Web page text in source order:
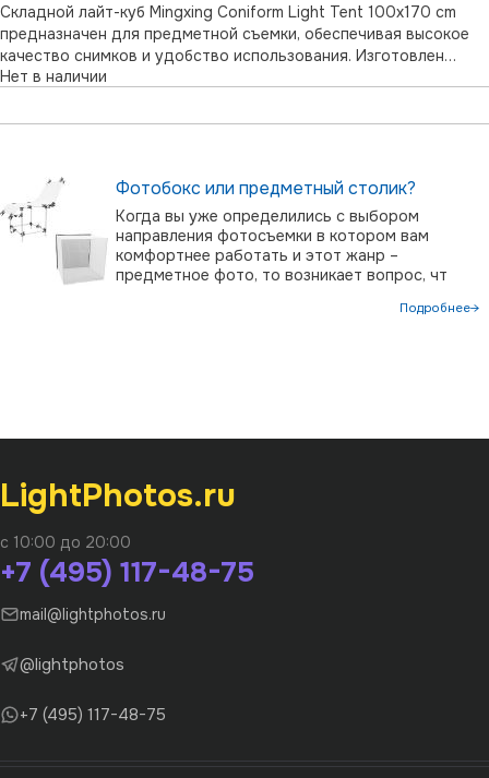
Складной лайт-куб Mingxing Coniform Light Tent 100x170 cm
предназначен для предметной съемки, обеспечивая высокое
качество снимков и удобство использования. Изготовлен
лайт-куб в виде стального каркаса, на который натягивается
состоянии каркас п …
Нет в наличии
Фотобокс или предметный столик?
Когда вы уже определились с выбором
направления фотосъемки в котором вам
комфортнее работать и этот жанр –
предметное фото, то возникает вопрос, чт
Подробнее→
LightPhotos.ru
с 10:00 до 20:00
+7 (495) 117-48-75
mail@lightphotos.ru
@lightphotos
+7 (495) 117-48-75